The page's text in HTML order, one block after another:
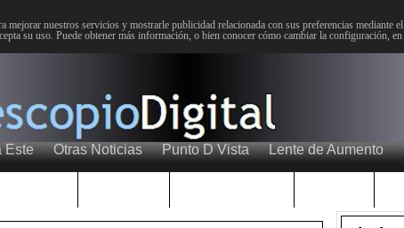
mejorar nuestros servicios y mostrarle publicidad relacionada con sus preferencias mediante
su uso. Puede obtener más información, o bien conocer cómo cambiar la configuración, en
Este Otras Noticias Punto D Vista Lente de Aumento